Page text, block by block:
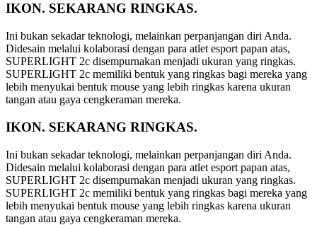
IKON. SEKARANG RINGKAS.
Ini bukan sekadar teknologi, melainkan perpanjangan diri Anda.
Didesain melalui kolaborasi dengan para atlet esport papan atas,
SUPERLIGHT 2c disempurnakan menjadi ukuran yang ringkas.
SUPERLIGHT 2c memiliki bentuk yang ringkas bagi mereka yang
lebih menyukai bentuk mouse yang lebih ringkas karena ukuran
tangan atau gaya cengkeraman mereka.
IKON. SEKARANG RINGKAS.
Ini bukan sekadar teknologi, melainkan perpanjangan diri Anda.
Didesain melalui kolaborasi dengan para atlet esport papan atas,
SUPERLIGHT 2c disempurnakan menjadi ukuran yang ringkas.
SUPERLIGHT 2c memiliki bentuk yang ringkas bagi mereka yang
lebih menyukai bentuk mouse yang lebih ringkas karena ukuran
tangan atau gaya cengkeraman mereka.